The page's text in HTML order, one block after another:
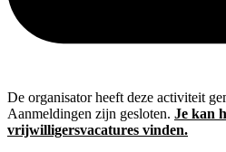
De organisator heeft deze activiteit
Aanmeldingen zijn gesloten. Je kan
vrijwilligersvacatures vinden.